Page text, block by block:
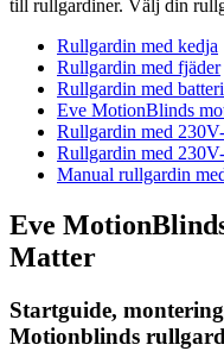
till rullgardiner. Välj din
Rullgardin med kedja
Rullgardin med fjäder
Rullgardin med
Eve MotionBlinds
Rullgardin med
Rullgardin med
Manual rullgardin
Eve
Matter
Startguide,
Motionblinds